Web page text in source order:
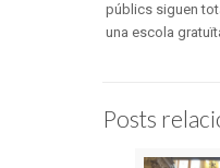
públics siguen
una escola
Posts